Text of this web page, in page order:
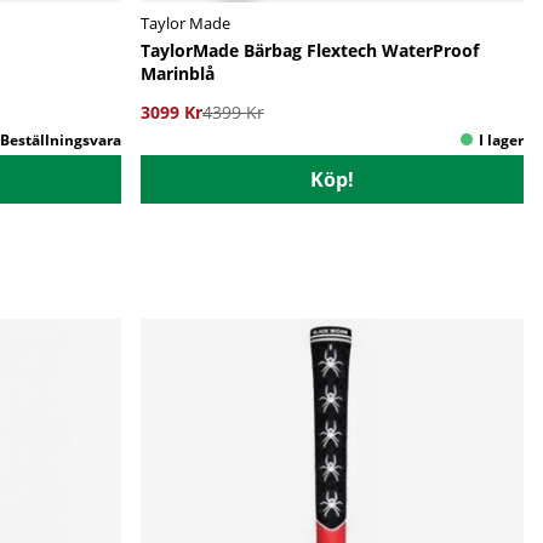
Taylor Made
TaylorMade Bärbag Flextech WaterProof
Marinblå
3099 Kr4399 Kr
Köp!